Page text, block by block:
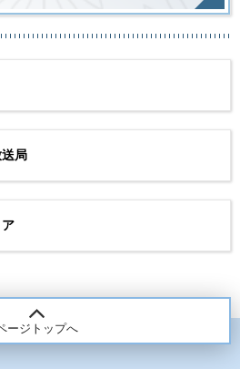
局
ージトップへ